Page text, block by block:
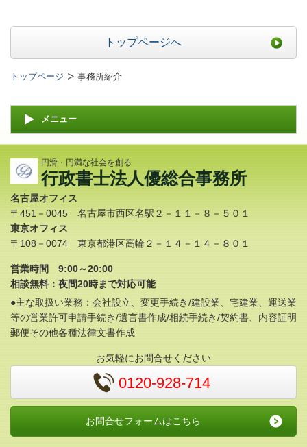
トップページへ
トップページ 事務所紹介
メニュー
円滑・円満な社会を創る
行政書士法人優総合事務所
名古屋オフィス
〒451－0045 名古屋市西区名駅２－１１－８－５０１
東京オフィス
〒108－0074 東京都港区高輪２－１４－１４－８０１
営業時間 9:00～20:00
相談無料：夜間20時まで対応可能
●主な取扱い業務：会社設立、変更手続き/建設業、宅建業、運送業
等の営業許可申請手続き/遺言書作成/相続手続き/契約書、内容証明
郵便その他各種法律文書作成
お気軽にお問合せください
0120-928-714
お問合せフォームはこちら